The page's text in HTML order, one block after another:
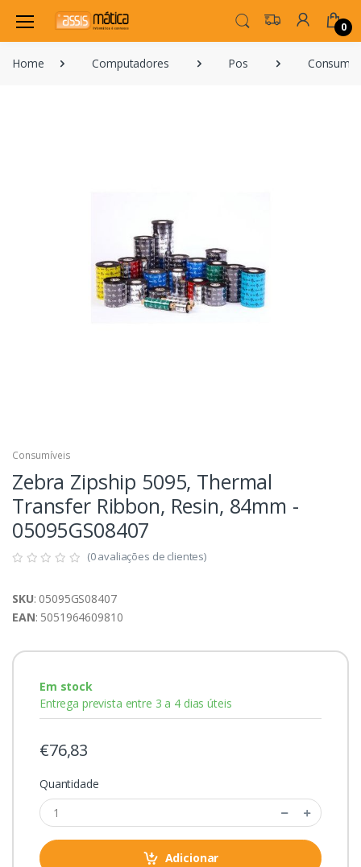
0
Home Computadores Pos
Consumíveis
Zebra Zipship 5095, Thermal
Transfer Ribbon, Resin, 84mm -
05095GS08407
(0 avaliações de clientes)
SKU: 05095GS08407
EAN: 5051964609810
Em stock
Entrega prevista entre 3 a 4 dias úteis
€76,83
Quantidade
Adicionar